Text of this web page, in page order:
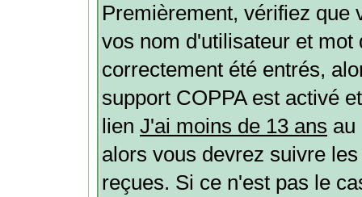
Premièrement, vérifiez que
vos nom d'utilisateur et mot
correctement été entrés,
support COPPA est activé
lien J'ai moins de 13 ans au
alors vous devrez suivre
reçues. Si ce n'est pas le